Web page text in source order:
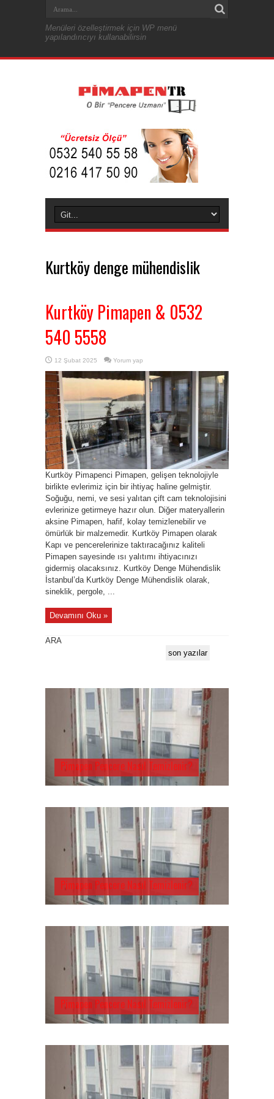
Menüleri özelleştirmek için WP menü
yapılandırıcıyı kullanabilirsin
Kurtköy denge mühendislik
Kurtköy Pimapen & 0532
540 5558
12 Şubat 2025 Yorum yap
Kurtköy Pimapenci Pimapen, gelişen teknolojiyle
birlikte evlerimiz için bir ihtiyaç haline gelmiştir.
Soğuğu, nemi, ve sesi yalıtan çift cam teknolojisini
evlerinize getirmeye hazır olun. Diğer materyallerin
aksine Pimapen, hafif, kolay temizlenebilir ve
ömürlük bir malzemedir. Kurtköy Pimapen olarak
Kapı ve pencerelerinize taktıracağınız kaliteli
Pimapen sayesinde ısı yalıtımı ihtiyacınızı
gidermiş olacaksınız. Kurtköy Denge Mühendislik
İstanbul’da Kurtköy Denge Mühendislik olarak,
sineklik, pergole, ...
Devamını Oku »
ARA
son yazılar
Pimapen Pencere Nasıl Temizlenir?
Pimapen Pencere Nasıl Temizlenir?
Pimapen Pencere Nasıl Temizlenir?